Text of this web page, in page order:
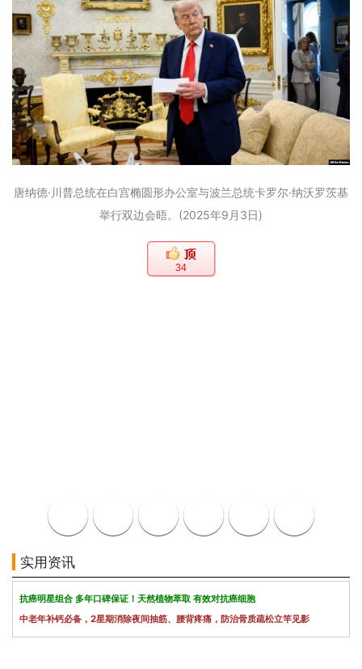
唐纳德·川普总统在白宫椭圆形办公室与波兰总统卡罗尔·纳沃罗茨基
举行双边会晤。(2025年9月3日)
34
实用资讯
抗癌明星组合 多年口碑保证！天然植物萃取 有效对抗癌细胞
中老年补钙必备，2星期消除夜间抽筋、腰背疼痛，防治骨质疏松立竿见影